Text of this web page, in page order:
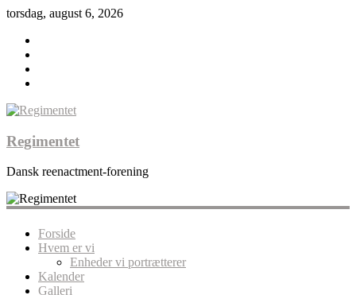
torsdag, august 6, 2026
Regimentet
Dansk reenactment-forening
Forside
Hvem er vi
Enheder vi portrætterer
Kalender
Galleri